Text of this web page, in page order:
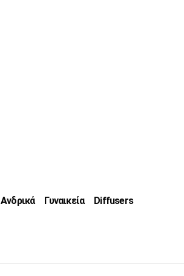
Ανδρικά Γυναικεία Diffusers